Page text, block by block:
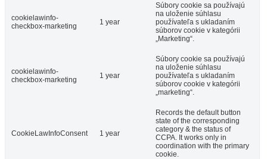
cookielawinfo-
checkbox-marketing
1 year
Súbory cookie sa používajú
na uloženie súhlasu
používateľa s ukladaním
súborov cookie v kategórii
„Marketing“.
cookielawinfo-
checkbox-marketing
1 year
Súbory cookie sa používajú
na uloženie súhlasu
používateľa s ukladaním
súborov cookie v kategórii
„marketing“.
CookieLawInfoConsent 1 year
Records the default button
state of the corresponding
category & the status of
CCPA. It works only in
coordination with the primary
cookie.